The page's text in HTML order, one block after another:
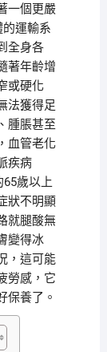
一個更嚴
運輸系
全身各
著年齡增
或硬化
法獲得足
腫脹甚至
血管老化
疾病
65歲以上
狀不明顯
就腿酸無
變得冰
，這可能
勞感，它
保養了。